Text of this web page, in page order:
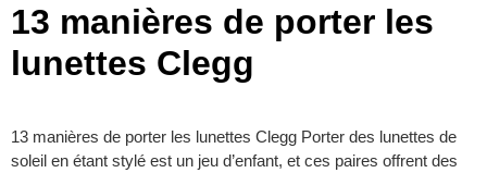
13 manières de porter les
lunettes Clegg
13 manières de porter les lunettes Clegg Porter des lunettes de
soleil en étant stylé est un jeu d’enfant, et ces paires offrent des